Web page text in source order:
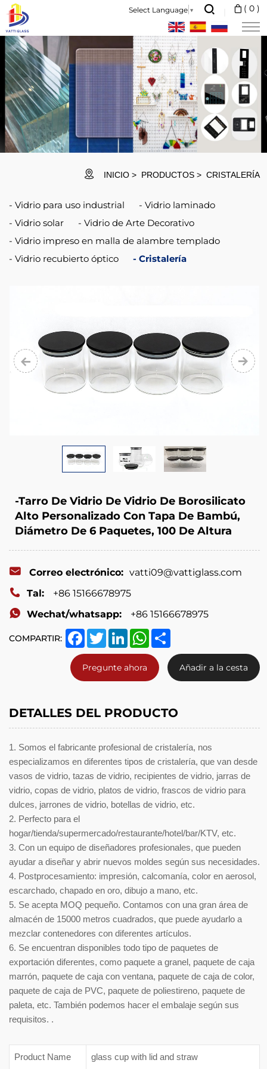
Select Language ▼ ( 0 )
We
are
the
professional
glassware
manufacturer,
major
in
of
glassware,
ranging
glass
mug,
glass
bowl,
stemware,
glass
plate,
glass
candy
jar,glass
vase,
glass
bottle
INICIO PRODUCTOS CRISTALERÍA
Vidrio para uso industrial
Vidrio laminado
Vidrio solar
Vidrio de Arte Decorativo
Vidrio impreso en malla de alambre templado
Vidrio recubierto óptico
Cristalería
-Tarro De Vidrio De Vidrio De Borosilicato
Alto Personalizado Con Tapa De Bambú,
Diámetro De 6 Paquetes, 100 De Altura
Correo electrónico: vatti09@vattiglass.com
Tal:
+86 15166678975
Wechat/whatsapp:
+86 15166678975
COMPARTIR: FacebookTwitterLinkedInWhatsApp
Pregunte ahora Añadir a la cesta
DETALLES DEL PRODUCTO
1. Somos el fabricante profesional de cristalería, nos
especializamos en diferentes tipos de cristalería, que van desde
vasos de vidrio, tazas de vidrio, recipientes de vidrio, jarras de
vidrio, copas de vidrio, platos de vidrio, frascos de vidrio para
dulces, jarrones de vidrio, botellas de vidrio, etc.
2. Perfecto para el
hogar/tienda/supermercado/restaurante/hotel/bar/KTV, etc.
3. Con un equipo de diseñadores profesionales, que pueden
ayudar a diseñar y abrir nuevos moldes según sus necesidades.
4. Postprocesamiento: impresión, calcomanía, color en aerosol,
escarchado, chapado en oro, dibujo a mano, etc.
5. Se acepta MOQ pequeño. Contamos con una gran área de
almacén de 15000 metros cuadrados, que puede ayudarlo a
mezclar contenedores con diferentes artículos.
6. Se encuentran disponibles todo tipo de paquetes de
exportación diferentes, como paquete a granel, paquete de caja
marrón, paquete de caja con ventana, paquete de caja de color,
paquete de caja de PVC, paquete de poliestireno, paquete de
paleta, etc. También podemos hacer el embalaje según sus
requisitos. .
Product Name glass cup with lid and straw